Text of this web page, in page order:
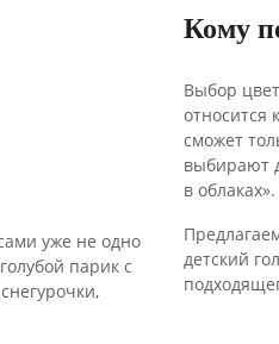
уже не одно
парик с
Кому
Выбор
относится
сможет
выбирают
в облаках».
детский